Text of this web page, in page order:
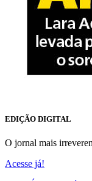
EDIÇÃO DIGITAL
O jornal mais
Acesse já!